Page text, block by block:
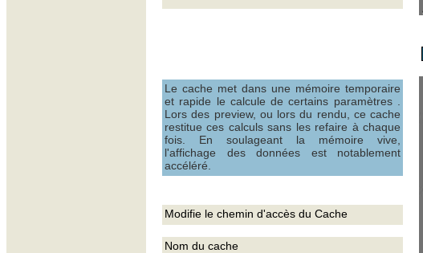
Le cache met dans une mémoire temporaire
et rapide le calcule de certains paramètres .
Lors des preview, ou lors du rendu, ce cache
restitue ces calculs sans les refaire à chaque
fois. En soulageant la mémoire vive,
l'affichage des données est notablement
accéléré.
Modifie le chemin d'accès du Cache
Nom du cache